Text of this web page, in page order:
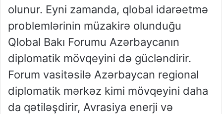
olunur. Eyni zamanda, qlobal idarəetmə
problemlərinin müzakirə olunduğu
Qlobal Bakı Forumu Azərbaycanın
diplomatik mövqeyini də gücləndirir.
Forum vasitəsilə Azərbaycan regional
diplomatik mərkəz kimi mövqeyini daha
da qətiləşdirir, Avrasiya enerji və